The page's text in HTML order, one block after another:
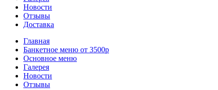
Новости
Отзывы
Доставка
Главная
Банкетное меню от 3500р
Основное меню
Галерея
Новости
Отзывы